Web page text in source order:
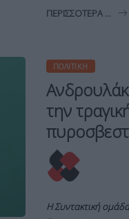
ΠΕΡΙΣΣΌΤΕΡΑ ...
ΠΟΛΙΤΙΚΉ
την
Η Συντακτική